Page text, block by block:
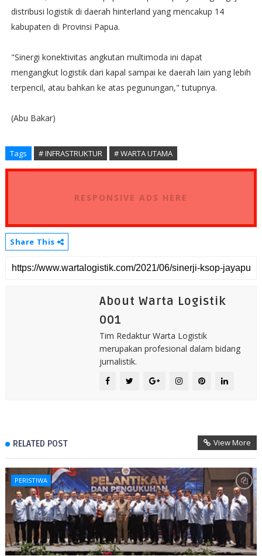
distribusi logistik di daerah hinterland yang mencakup 14
kabupaten di Provinsi Papua.
"Sinergi konektivitas angkutan multimoda ini dapat
mengangkut logistik dari kapal sampai ke daerah lain yang lebih
terpencil, atau bahkan ke atas pegunungan," tutupnya.
(Abu Bakar)
Tags # INFRASTRUKTUR # WARTA UTAMA
RESPONSIVE ADS HERE
Share This
About Warta Logistik
001
Tim Redaktur Warta Logistik
merupakan profesional dalam bidang
jurnalistik.
RELATED POST View More
PERISTIWA